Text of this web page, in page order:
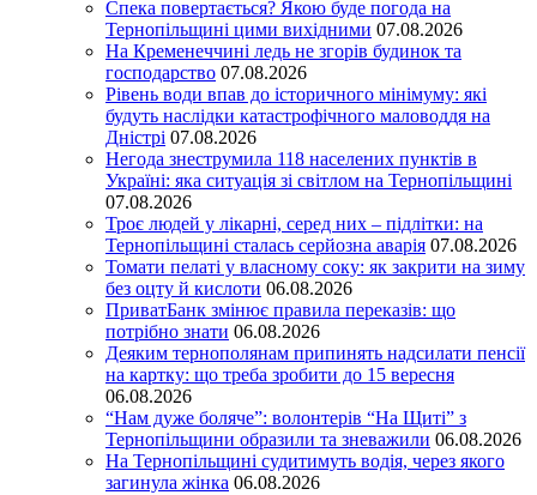
Спека повертається? Якою буде погода на
Тернопільщині цими вихідними 07.08.2026
На Кременеччині ледь не згорів будинок та
господарство 07.08.2026
Рівень води впав до історичного мінімуму: які
будуть наслідки катастрофічного маловоддя на
Дністрі 07.08.2026
Негода знеструмила 118 населених пунктів в
Україні: яка ситуація зі світлом на Тернопільщині
07.08.2026
Троє людей у лікарні, серед них – підлітки: на
Тернопільщині сталась серйозна аварія 07.08.2026
Томати пелаті у власному соку: як закрити на зиму
без оцту й кислоти 06.08.2026
ПриватБанк змінює правила переказів: що
потрібно знати 06.08.2026
Деяким тернополянам припинять надсилати пенсії
на картку: що треба зробити до 15 вересня
06.08.2026
“Нам дуже боляче”: волонтерів “На Щиті” з
Тернопільщини образили та зневажили 06.08.2026
На Тернопільщині судитимуть водія, через якого
загинула жінка 06.08.2026